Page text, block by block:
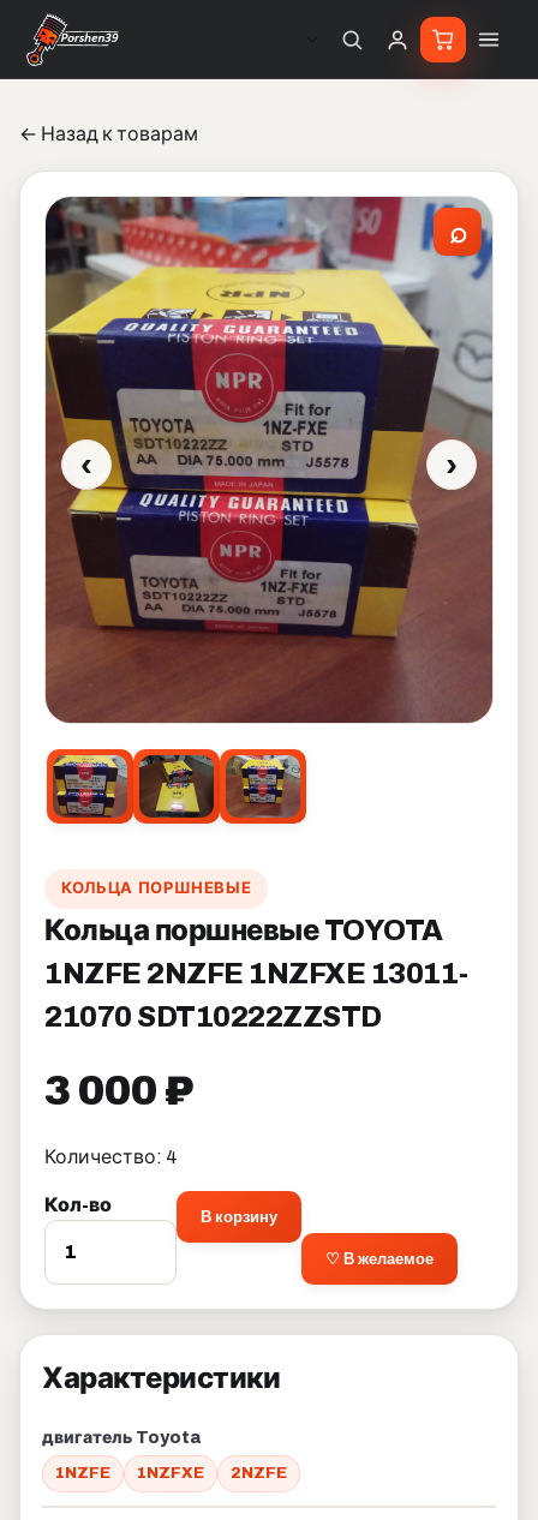
← Назад к товарам
‹
⌕
›
КОЛЬЦА ПОРШНЕВЫЕ
Кольца поршневые TOYOTA
1NZFE 2NZFE 1NZFXE 13011-
21070 SDT10222ZZSTD
3 000 ₽
Количество: 4
Кол-во
В корзину
♡ В желаемое
Характеристики
двигатель Toyota
1NZFE 1NZFXE 2NZFE